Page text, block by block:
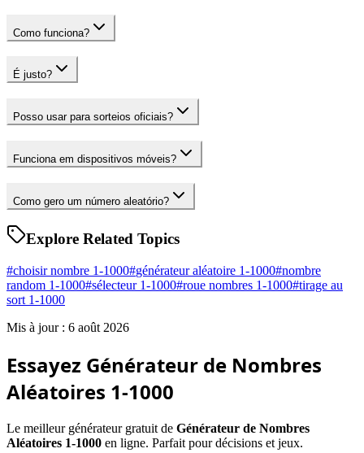
Como funciona?
É justo?
Posso usar para sorteios oficiais?
Funciona em dispositivos móveis?
Como gero um número aleatório?
Explore Related Topics
#choisir nombre 1-1000#générateur aléatoire 1-1000#nombre
random 1-1000#sélecteur 1-1000#roue nombres 1-1000#tirage au
sort 1-1000
Mis à jour : 6 août 2026
Essayez Générateur de Nombres
Aléatoires 1-1000
Le meilleur générateur gratuit de Générateur de Nombres
Aléatoires 1-1000 en ligne. Parfait pour décisions et jeux.